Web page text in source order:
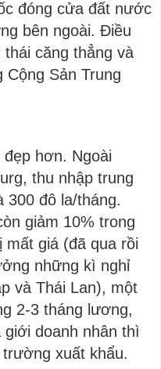
đóng cửa đất nước
bên ngoài. Điều
căng thẳng và
Sản Trung
hơn. Ngoài
thu nhập trung
300 đô la/tháng.
giảm 10% trong
mất giá (đã qua rồi
những kì nghỉ
và Thái Lan), một
2-3 tháng lương,
doanh nhân thì
xuất khẩu.